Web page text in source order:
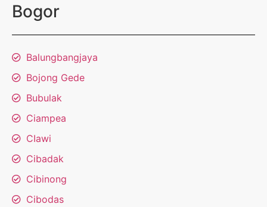
Bogor
Balungbangjaya
Bojong Gede
Bubulak
Ciampea
CIawi
Cibadak
Cibinong
Cibodas